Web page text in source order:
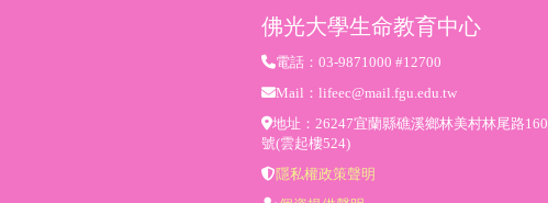
佛光大學生命教育中心
電話：03-9871000 #12700
Mail：lifeec@mail.fgu.edu.tw
地址：26247宜蘭縣礁溪鄉林美村林尾路160
號(雲起樓524)
隱私權政策聲明